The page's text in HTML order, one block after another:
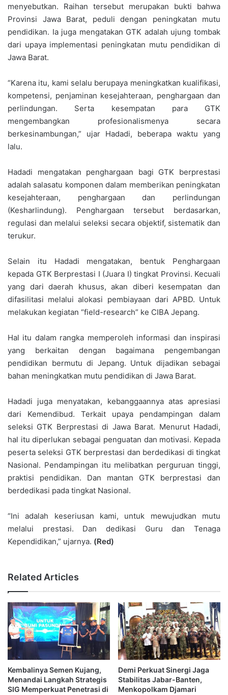
menyebutkan. Raihan tersebut merupakan bukti bahwa
Provinsi Jawa Barat, peduli dengan peningkatan mutu
pendidikan. Ia juga mengatakan GTK adalah ujung tombak
dari upaya implementasi peningkatan mutu pendidikan di
Jawa Barat.
“Karena itu, kami selalu berupaya meningkatkan kualifikasi,
kompetensi, penjaminan kesejahteraan, penghargaan dan
perlindungan. Serta kesempatan para GTK
mengembangkan profesionalismenya secara
berkesinambungan,” ujar Hadadi, beberapa waktu yang
lalu.
Hadadi mengatakan penghargaan bagi GTK berprestasi
adalah salasatu komponen dalam memberikan peningkatan
kesejahteraan, penghargaan dan perlindungan
(Kesharlindung). Penghargaan tersebut berdasarkan,
regulasi dan melalui seleksi secara objektif, sistematik dan
terukur.
Selain itu Hadadi mengatakan, bentuk Penghargaan
kepada GTK Berprestasi I (Juara I) tingkat Provinsi. Kecuali
yang dari daerah khusus, akan diberi kesempatan dan
difasilitasi melalui alokasi pembiayaan dari APBD. Untuk
melakukan kegiatan “field-research” ke CIBA Jepang.
Hal itu dalam rangka memperoleh informasi dan inspirasi
yang berkaitan dengan bagaimana pengembangan
pendidikan bermutu di Jepang. Untuk dijadikan sebagai
bahan meningkatkan mutu pendidikan di Jawa Barat.
Hadadi juga menyatakan, kebanggaannya atas apresiasi
dari Kemendibud. Terkait upaya pendampingan dalam
seleksi GTK Berprestasi di Jawa Barat. Menurut Hadadi,
hal itu diperlukan sebagai penguatan dan motivasi. Kepada
peserta seleksi GTK berprestasi dan berdedikasi di tingkat
Nasional. Pendampingan itu melibatkan perguruan tinggi,
praktisi pendidikan. Dan mantan GTK berprestasi dan
berdedikasi pada tingkat Nasional.
“Ini adalah keseriusan kami, untuk mewujudkan mutu
melalui prestasi. Dan dedikasi Guru dan Tenaga
Kependidikan,” ujarnya. (Red)
Related Articles
Kembalinya Semen Kujang,
Menandai Langkah Strategis
SIG Memperkuat Penetrasi di
Demi Perkuat Sinergi Jaga
Stabilitas Jabar-Banten,
Menkopolkam Djamari